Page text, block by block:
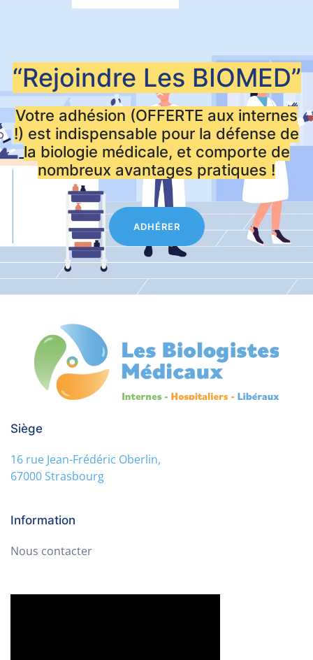
“Rejoindre Les BIOMED”
Votre adhésion (OFFERTE aux internes
!) est indispensable pour la défense de
la biologie médicale, et comporte de
nombreux avantages pratiques !
ADHÉRER
Siège
16 rue Jean-Frédéric Oberlin,
67000 Strasbourg
Information
Nous contacter